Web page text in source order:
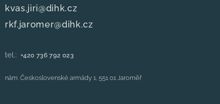
kvas.jiri@dihk.cz
rkf.jaromer@dihk.cz
tel.: +420 736 792 023
nám. Československé armády 1, 551 01 Jaroměř